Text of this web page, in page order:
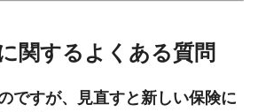
関するよくある質問
ですが、見直すと新しい保険に